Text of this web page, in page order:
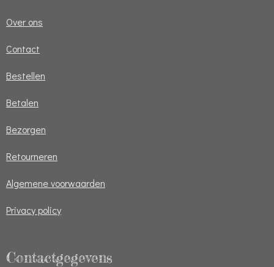
Over ons
Contact
Bestellen
Betalen
Bezorgen
Retourneren
Algemene voorwaarden
Privacy policy
Contactgegevens